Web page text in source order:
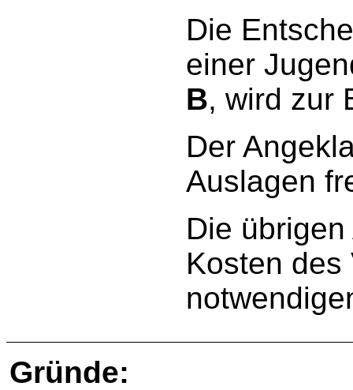
Die
einer
B, wird zur
Der
Auslagen
Die
Kosten des
Gründe: